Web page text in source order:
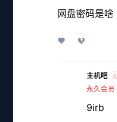
网盘密码是啥
主机吧 A
永久会员
9irb